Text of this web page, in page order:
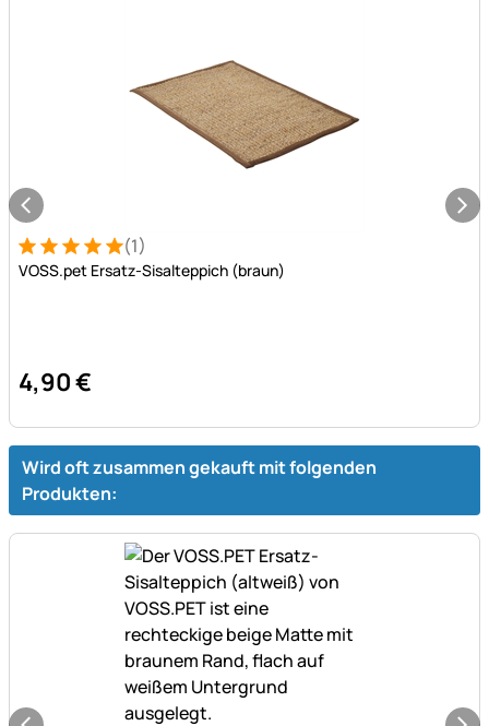
Bewertung: 5 von 5 (1 Bewertungen)
1 Bewertung (1)
VOSS.pet Ersatz-Sisalteppich (braun)
4,90€
Wird oft zusammen gekauft mit folgenden
Produkten: